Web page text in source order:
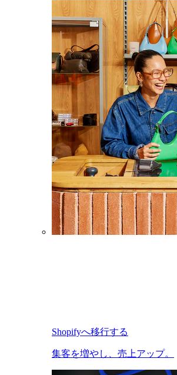
Shopifyへ移行する
集客を増やし、売上アップ。